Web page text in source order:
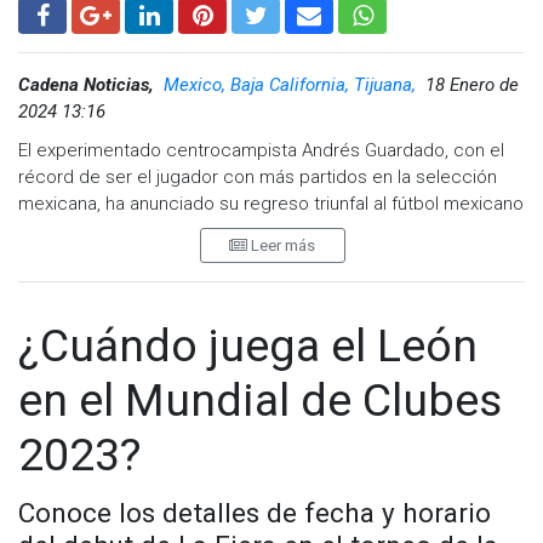
Cadena Noticias, Mexico, Baja California, Tijuana,
18 Enero de
2024 13:16
El experimentado centrocampista Andrés Guardado, con el
récord de ser el jugador con más partidos en la selección
mexicana, ha anunciado su regreso triunfal al fútbol mexicano
como refuerzo del León. Este movimiento marca su salida
del Real Betis español y su vuelta a casa después de 17 años
en el fútbol europeo.
Guardado, de 37 años, llega como agente libre después de
rescindir su contrato con el Real Betis español, donde será
homenajeado por su destacada carrera con el equipo
verdiblanco. A pesar de su veterana edad, el centrocampista
llega en excelente forma física después de una sólida
temporada con el Betis.
El León, quinto equipo más ganador de títulos de liga en
México, con ocho trofeos junto a los Tigres UANL, anunció la
Leer más
¿Cuándo juega el León
en el Mundial de Clubes
2023?
Conoce los detalles de fecha y horario